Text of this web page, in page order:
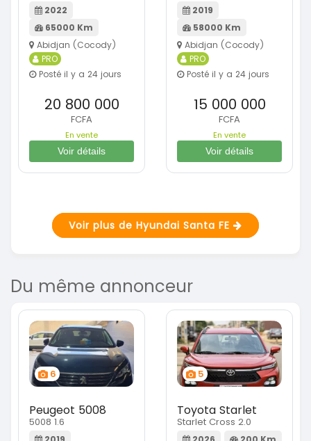
2022
65000 Km
Abidjan (Cocody)
PRO
Posté il y a 24 jours
20 800 000
FCFA
En vente
Voir détails
2019
58000 Km
Abidjan (Cocody)
PRO
Posté il y a 24 jours
15 000 000
FCFA
En vente
Voir détails
Voir plus de Hyundai Santa FE
Du même annonceur
6
Peugeot 5008
5008 1.6
5
Toyota Starlet
Starlet Cross 2.0